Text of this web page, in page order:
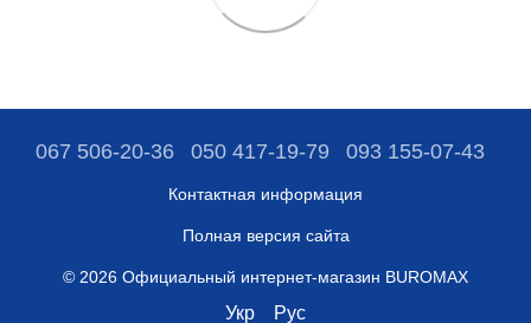
067 506-20-36 050 417-19-79 093 155-07-43
Контактная информация
Полная версия сайта
© 2026 Официальный интернет-магазин BUROMAX
Укр Рус